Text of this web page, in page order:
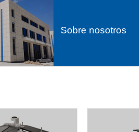
Sobre nosotros